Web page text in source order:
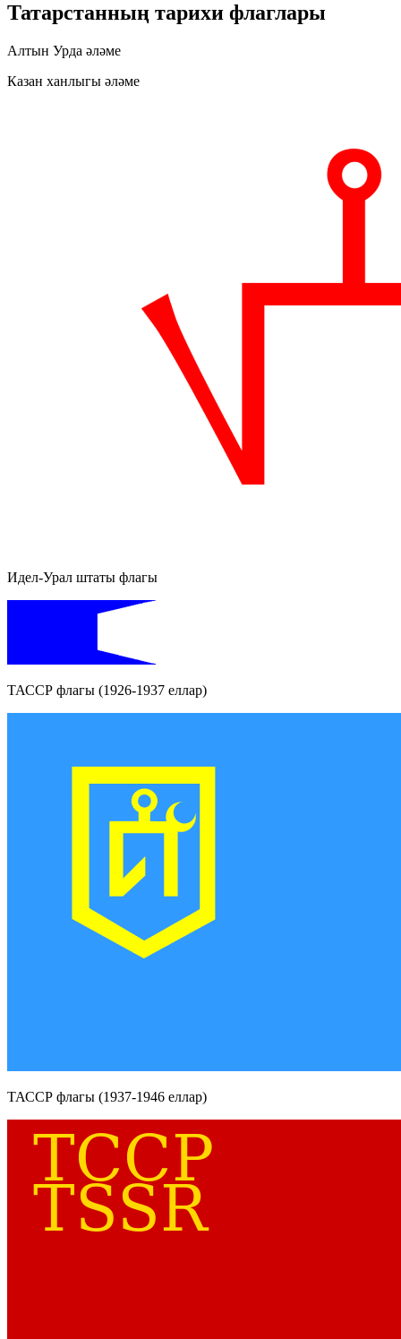
Татарстанның тарихи флаглары
Алтын Урда әләме
Казан ханлыгы әләме
Идел-Урал штаты флагы
ТАССР флагы (1926-1937 еллар)
ТАССР флагы (1937-1946 еллар)